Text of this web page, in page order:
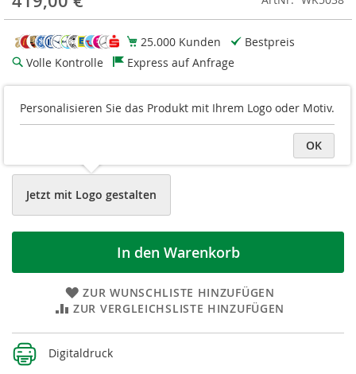
25.000 Kunden
Bestpreis
Volle Kontrolle
Express auf Anfrage
Stückzahl
Jetzt mit Logo gestalten
In den Warenkorb
ZUR WUNSCHLISTE HINZUFÜGEN
ZUR VERGLEICHSLISTE HINZUFÜGEN
Weitere
Informationen
Digitaldruck
Personalisieren Sie das Produkt mit Ihrem Logo oder Motiv.
OK